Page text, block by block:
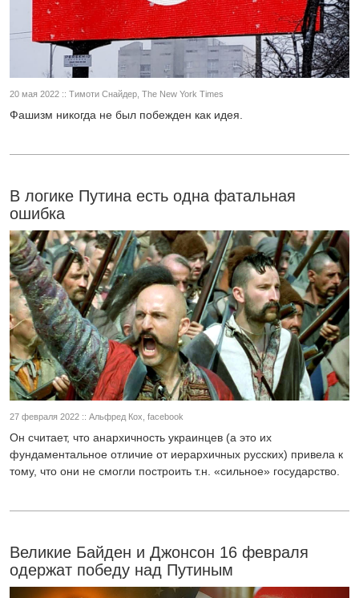
20 мая 2022 :: Тимоти Снайдер, The New York Times
Фашизм никогда не был побежден как идея.
В логике Путина есть одна фатальная
ошибка
27 февраля 2022 :: Альфред Кох, facebook
Он считает, что анархичность украинцев (а это их
фундаментальное отличие от иерархичных русских) привела к
тому, что они не смогли построить т.н. «сильное» государство.
Великие Байден и Джонсон 16 февраля
одержат победу над Путиным